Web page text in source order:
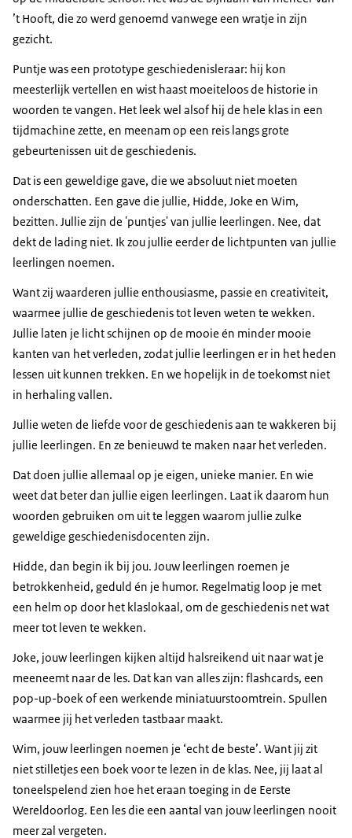
’t Hooft, die zo werd genoemd vanwege een wratje in zijn
gezicht.
Puntje was een prototype geschiedenisleraar: hij kon
meesterlijk vertellen en wist haast moeiteloos de historie in
woorden te vangen. Het leek wel alsof hij de hele klas in een
tijdmachine zette, en meenam op een reis langs grote
gebeurtenissen uit de geschiedenis.
Dat is een geweldige gave, die we absoluut niet moeten
onderschatten. Een gave die jullie, Hidde, Joke en Wim,
bezitten. Jullie zijn de 'puntjes' van jullie leerlingen. Nee, dat
dekt de lading niet. Ik zou jullie eerder de lichtpunten van jullie
leerlingen noemen.
Want zij waarderen jullie enthousiasme, passie en creativiteit,
waarmee jullie de geschiedenis tot leven weten te wekken.
Jullie laten je licht schijnen op de mooie én minder mooie
kanten van het verleden, zodat jullie leerlingen er in het heden
lessen uit kunnen trekken. En we hopelijk in de toekomst niet
in herhaling vallen.
Jullie weten de liefde voor de geschiedenis aan te wakkeren bij
jullie leerlingen. En ze benieuwd te maken naar het verleden.
Dat doen jullie allemaal op je eigen, unieke manier. En wie
weet dat beter dan jullie eigen leerlingen. Laat ik daarom hun
woorden gebruiken om uit te leggen waarom jullie zulke
geweldige geschiedenisdocenten zijn.
Hidde, dan begin ik bij jou. Jouw leerlingen roemen je
betrokkenheid, geduld én je humor. Regelmatig loop je met
een helm op door het klaslokaal, om de geschiedenis net wat
meer tot leven te wekken.
Joke, jouw leerlingen kijken altijd halsreikend uit naar wat je
meeneemt naar de les. Dat kan van alles zijn: flashcards, een
pop-up-boek of een werkende miniatuurstoomtrein. Spullen
waarmee jij het verleden tastbaar maakt.
Wim, jouw leerlingen noemen je ‘echt de beste’. Want jij zit
niet stilletjes een boek voor te lezen in de klas. Nee, jij laat al
toneelspelend zien hoe het eraan toeging in de Eerste
Wereldoorlog. Een les die een aantal van jouw leerlingen nooit
meer zal vergeten.